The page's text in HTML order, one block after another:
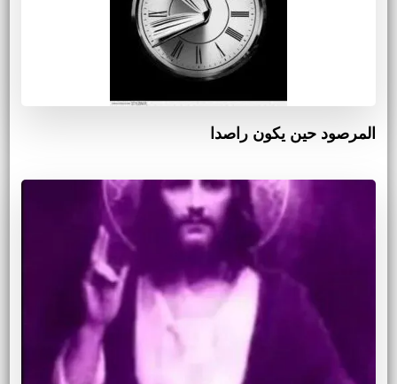
المرصود حين يكون راصدا